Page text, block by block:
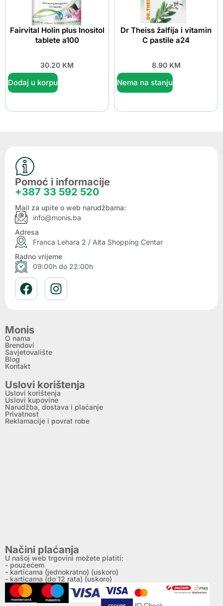
Fairvital Holin plus Inositol
tablete a100
30.20 KM
Dodaj u korpu
Dr Theiss žalfija i vitamin
C pastile a24
8.90 KM
Nema na stanju
Pomoć i informacije
+387 33 592 520
Mail za upite o web narudžbama:
info@monis.ba
Adresa
Franca Lehara 2 / Alta Shopping Centar
Radno vrijeme
09:00h do 22:00h
Monis
O nama
Brendovi
Savjetovalište
Blog
Kontakt
Uslovi korištenja
Uslovi korištenja
Uslovi kupovine
Narudžba, dostava i plaćanje
Privatnost
Reklamacije i povrat robe
Načini plaćanja
U našoj web trgovini možete platiti:
- pouzećem
- karticama (jednokratno) (uskoro)
- karticama (do 12 rata) (uskoro)